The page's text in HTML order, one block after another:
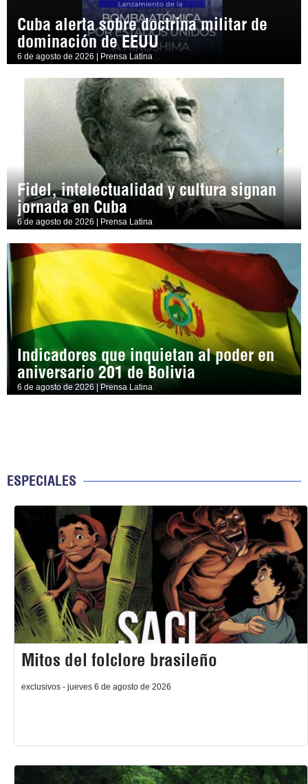
Cuba alerta sobre doctrina militar de
dominación de EEUU
6 de agosto de 2026 | Prensa Latina
Fidel, intelectualidad y cultura signan
jornada en Cuba
6 de agosto de 2026 | Prensa Latina
Indicadores que inquietan al poder en
aniversario 201 de Bolivia
6 de agosto de 2026 | Prensa Latina
ESPECIALES
Mitos del folclore brasileño
exclusivos - jueves 6 de agosto de 2026